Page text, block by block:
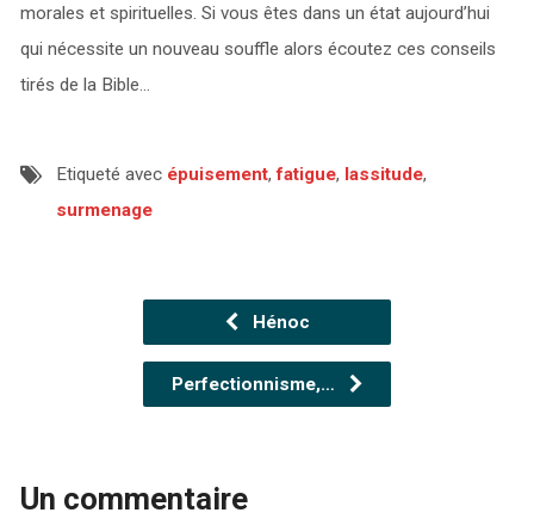
morales et spirituelles. Si vous êtes dans un état aujourd’hui
qui nécessite un nouveau souffle alors écoutez ces conseils
tirés de la Bible…
Etiqueté avec épuisement,fatigue, lassitude,
surmenage
Hénoc
Perfectionnisme,…
Un commentaire